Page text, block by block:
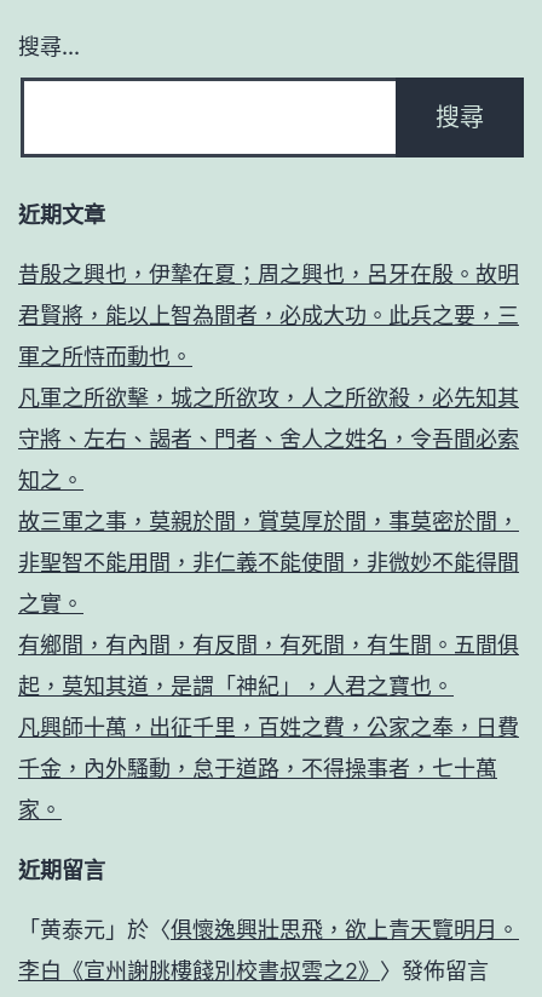
搜尋...
近期文章
昔殷之興也，伊摯在夏；周之興也，呂牙在殷。故明
君賢將，能以上智為間者，必成大功。此兵之要，三
軍之所恃而動也。
凡軍之所欲擊，城之所欲攻，人之所欲殺，必先知其
守將、左右、謁者、門者、舍人之姓名，令吾間必索
知之。
故三軍之事，莫親於間，賞莫厚於間，事莫密於間，
非聖智不能用間，非仁義不能使間，非微妙不能得間
之實。
有鄉間，有內間，有反間，有死間，有生間。五間俱
起，莫知其道，是謂「神紀」，人君之寶也。
凡興師十萬，出征千里，百姓之費，公家之奉，日費
千金，內外騷動，怠于道路，不得操事者，七十萬
家。
近期留言
「 黄泰元 」於〈俱懷逸興壯思飛，欲上青天覽明月。
李白《宣州謝朓樓餞別校書叔雲之2》 〉發佈留言